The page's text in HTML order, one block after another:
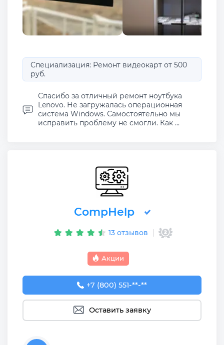
Специализация: Ремонт видеокарт от 500
руб.
Спасибо за отличный ремонт ноутбука
Lenovo. Не загружалась операционная
система Windows. Самостоятельно мы
исправить проблему не смогли. Как ...
CompHelp
13 отзывов
Акции
+7 (800) 551-74-09
+7 (800) 551-**-**
Оставить заявку